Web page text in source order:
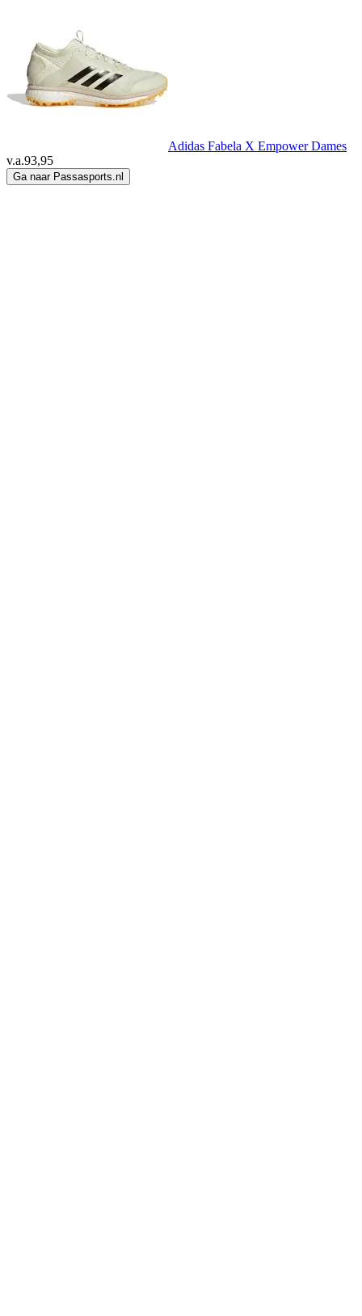
Adidas Fabela X Empower Dames
v.a.93,95
Ga naar Passasports.nl